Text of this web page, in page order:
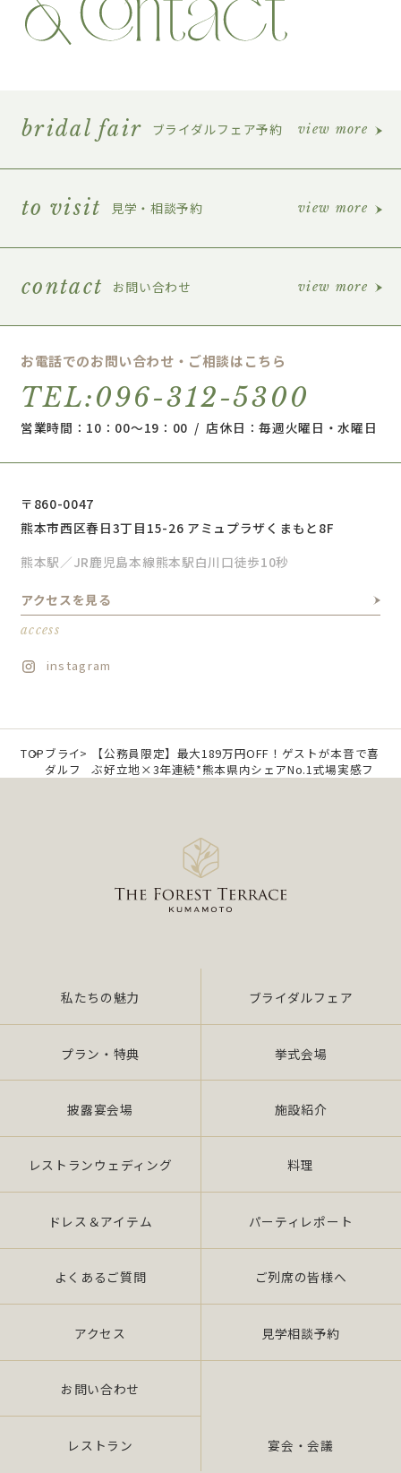
bridal fair ブライダルフェア予約 view more
to visit 見学・相談予約 view more
contact お問い合わせ view more
お電話でのお問い合わせ・ご相談はこちら
TEL:096-312-5300
営業時間：10：00～19：00 / 店休日：毎週火曜日・水曜日
〒860-0047
熊本市西区春日3丁目15-26 アミュプラザくまもと8F
熊本駅／JR鹿児島本線熊本駅白川口徒歩10秒
アクセスを見る
access
instagram
TOPブライ
ダルフ
【公務員限定】最大189万円OFF！ゲストが本音で喜
ぶ好立地×3年連続*熊本県内シェアNo.1式場実感フ
私たちの魅力 ブライダルフェア
プラン・特典 挙式会場
披露宴会場 施設紹介
レストランウェディング 料理
ドレス＆アイテム パーティレポート
よくあるご質問 ご列席の皆様へ
アクセス 見学相談予約
お問い合わせ
レストラン 宴会・会議